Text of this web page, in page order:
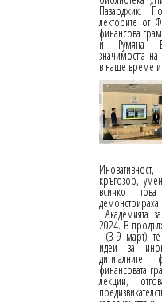
Пазарджик.
лекторите от
финансова
и Румяна
значимостта
в наше време и
кръгозор,
всичко
Академията
2024. В
(3-9 март) те
идеи за
финансовата
лекции,